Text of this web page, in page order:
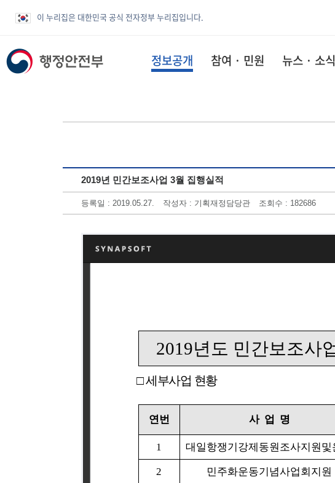
이 누리집은 대한민국 공식 전자정부 누리집입니다.
정보공개 참여 · 민원 뉴스 · 소식
2019년 민간보조사업 3월 집행실적
등록일 : 2019.05.27. 작성자 : 기획재정담당관 조회수 : 182686